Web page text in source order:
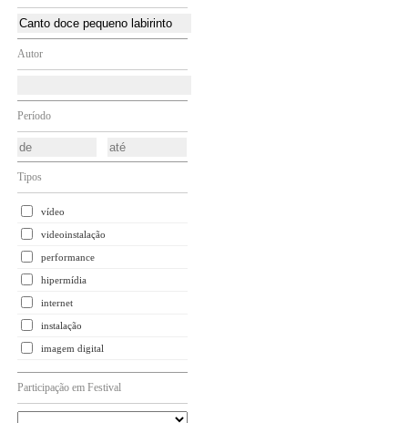
Autor
Período
Tipos
vídeo
videoinstalação
performance
hipermídia
internet
instalação
imagem digital
Participação em Festival